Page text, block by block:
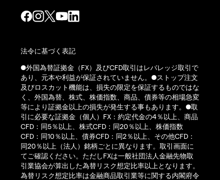
法令に基づく表記
●外国為替証拠金（FX）及びCFD取引はレバレッジ取引で
あり、元本や利益が保証されていません。●ストップ注文
及びロスカット機能は、損失の限定を保証するものではな
く、外国為替、株式、株価指数、商品、債券等の相場急変
等により証拠金以上の損失が発生する事もあります。●取
引に必要な証拠金（個人）FX：約定代金の4％以上、商品
CFD：同5％以上、株式CFD：同20％以上、株価指数
CFD：同10％以上、債券CFD：同2％以上、その他CFD：
同20％以上（法人）銘柄ごとに異なります。取引画面に
てご確認ください。ただしFXは一般社団法人金融先物取
引業協会が算出した為替リスク想定比率以上となります。
為替リスク想定比率は金融商品取引業等に関する内閣府令